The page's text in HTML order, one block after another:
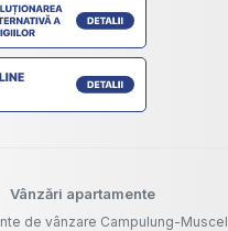
Vânzări apartamente
de vânzare Campulung-Muscel